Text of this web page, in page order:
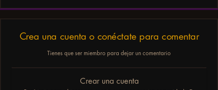
Crea una cuenta o conéctate para comentar
Tienes que ser miembro para dejar un comentario
Crear una cuenta